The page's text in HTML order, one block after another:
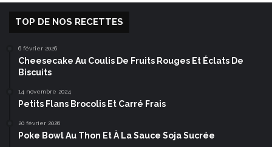
TOP DE NOS RECETTES
6 février 2026
Cheesecake Au Coulis De Fruits Rouges Et Éclats De
Biscuits
14 novembre 2024
Petits Flans Brocolis Et Carré Frais
20 février 2026
Poke Bowl Au Thon Et À La Sauce Soja Sucrée